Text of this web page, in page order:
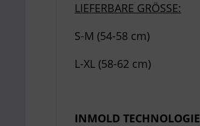
LIEFERBARE GRÖSSE:
S-M (54-58 cm)
L-XL (58-62 cm)
INMOLD TECHNOLOGIE